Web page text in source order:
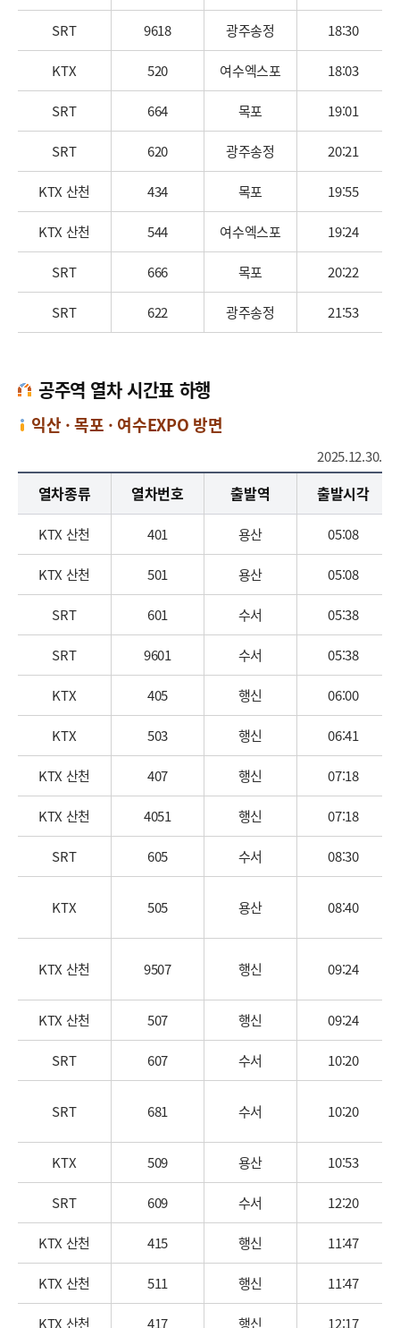
SRT 9618 광주송정 18:30
KTX 520 여수엑스포 18:03
SRT 664 목포 19:01
SRT 620 광주송정 20:21
KTX 산천 434 목포 19:55
KTX 산천 544 여수엑스포 19:24
SRT 666 목포 20:22
SRT 622 광주송정 21:53
공주역 열차 시간표 하행
익산 · 목포 · 여수EXPO 방면
2025.12.30.
공주역 열차 시간표 하행 익산 · 목포 · 여수EXPO 방면으로 열차종별, 열차번호, 출발시각, 공주(출발시각), 종착시간, 운행구간, 정차역으로 나누어 보여주는 표입니다.
열차종류 열차번호 출발역 출발시각
KTX 산천 401 용산 05:08
KTX 산천 501 용산 05:08
SRT 601 수서 05:38
SRT 9601 수서 05:38
KTX 405 행신 06:00
KTX 503 행신 06:41
KTX 산천 407 행신 07:18
KTX 산천 4051 행신 07:18
SRT 605 수서 08:30
KTX 505 용산 08:40
KTX 산천 9507 행신 09:24
KTX 산천 507 행신 09:24
SRT 607 수서 10:20
SRT 681 수서 10:20
KTX 509 용산 10:53
SRT 609 수서 12:20
KTX 산천 415 행신 11:47
KTX 산천 511 행신 11:47
KTX 산천 417 행신 12:17